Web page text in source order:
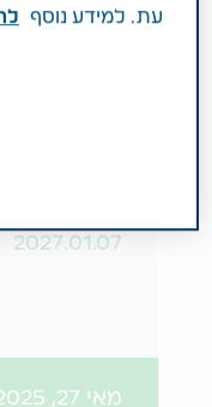
2027.01.07
מאי 27, 2025
עת. למידע נוסף